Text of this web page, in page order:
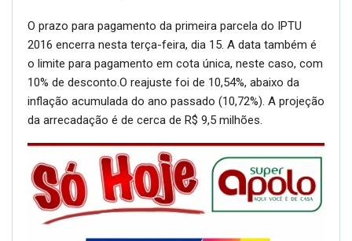
O prazo para pagamento da primeira parcela do IPTU
2016 encerra nesta terça-feira, dia 15. A data também é
o limite para pagamento em cota única, neste caso, com
10% de desconto.O reajuste foi de 10,54%, abaixo da
inflação acumulada do ano passado (10,72%). A projeção
da arrecadação é de cerca de R$ 9,5 milhões.